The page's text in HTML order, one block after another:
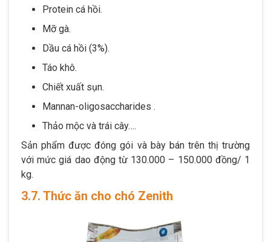
Protein cá hồi.
Mỡ gà.
Dầu cá hồi (3%).
Táo khô.
Chiết xuất sụn.
Mannan-oligosaccharides .
Thảo mộc và trái cây….
Sản phẩm được đóng gói và bày bán trên thị trường
với mức giá dao động từ 130.000 – 150.000 đồng/ 1
kg.
3.7. Thức ăn cho chó Zenith